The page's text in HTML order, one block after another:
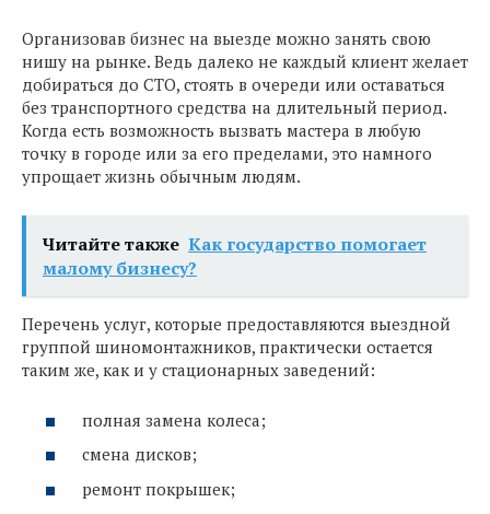
Организовав бизнес на выезде можно занять свою
нишу на рынке. Ведь далеко не каждый клиент желает
добираться до СТО, стоять в очереди или оставаться
без транспортного средства на длительный период.
Когда есть возможность вызвать мастера в любую
точку в городе или за его пределами, это намного
упрощает жизнь обычным людям.
Читайте также Как государство помогает
малому бизнесу?
Перечень услуг, которые предоставляются выездной
группой шиномонтажников, практически остается
таким же, как и у стационарных заведений:
полная замена колеса;
смена дисков;
ремонт покрышек;